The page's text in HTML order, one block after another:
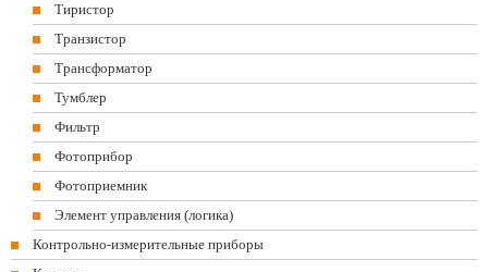
Тиристор
Транзистор
Трансформатор
Тумблер
Фильтр
Фотоприбор
Фотоприемник
Элемент управления (логика)
Контрольно-измерительные приборы